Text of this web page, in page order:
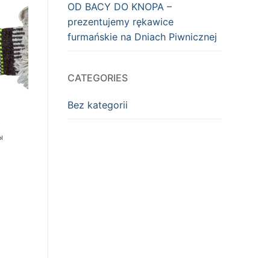
OD BACY DO KNOPA –
prezentujemy rękawice
furmańskie na Dniach Piwnicznej
CATEGORIES
Bez kategorii